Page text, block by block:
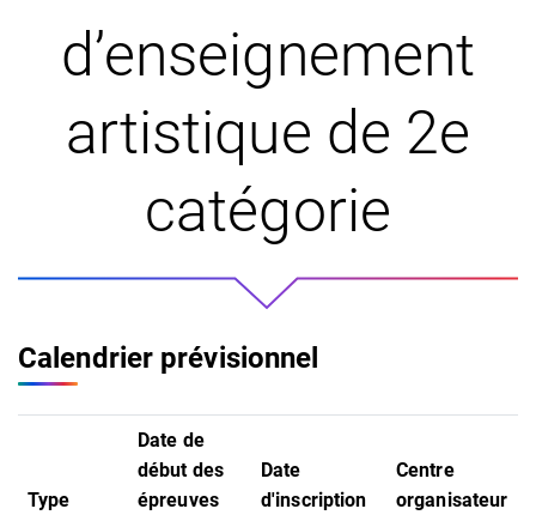
d’enseignement
artistique de 2e
catégorie
Calendrier prévisionnel
Type
Date de
début des
épreuves
Date
d'inscription
Centre
organisateur